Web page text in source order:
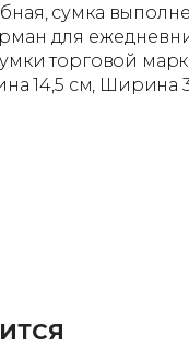
сумка
для
торговой
14,5 см, Ширина